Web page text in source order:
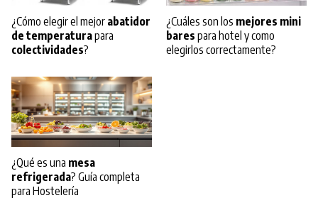
¿Cómo elegir el mejor abatidor
de temperaturapara
colectividades?
¿Cuáles son los mejores mini
bares para hotel y como
elegirlos correctamente?
¿Qué es una mesa
refrigerada? Guía completa
para Hostelería